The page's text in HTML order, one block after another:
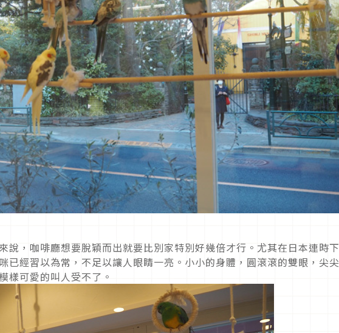
說，咖啡廳想要脫穎而出就要比別家特別好幾倍才行。尤其在日本連時
已經習以為常，不足以讓人眼睛一亮。小小的身體，圓滾滾的雙眼，尖
樣可愛的叫人受不了。